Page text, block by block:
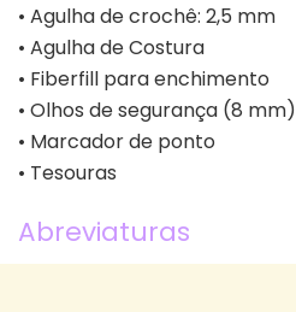
• Agulha de crochê: 2,5 mm
• Agulha de Costura
• Fiberfill para enchimento
• Olhos de segurança (8 mm)
• Marcador de ponto
• Tesouras
Abreviaturas